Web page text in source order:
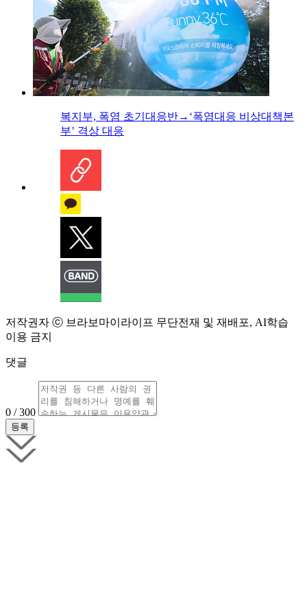
복지부, 폭염 초기대응반→‘폭염대응 비상대책본
부’ 격상 대응
저작권자 ⓒ 브라보마이라이프 무단전재 및 재배포, AI학습
이용 금지
댓글
0 / 300